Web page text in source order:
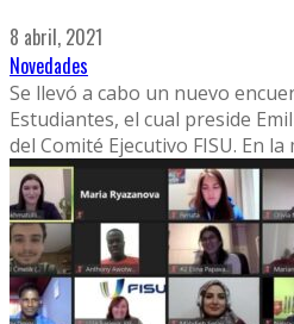
8 abril, 2021
Novedades
Se llevó a cabo un nuevo
Estudiantes, el cual preside
del Comité Ejecutivo FISU. En la